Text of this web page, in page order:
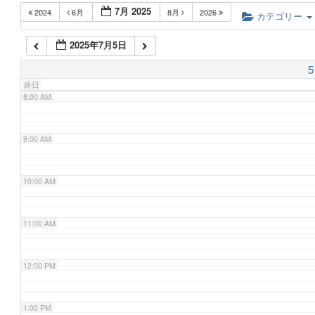
2024 6月 7月 2025 8月 2026 カテゴリー
2025年7月5日
5
終日
6:00 AM
7:00 AM
8:00 AM
9:00 AM
10:00 AM
11:00 AM
12:00 PM
1:00 PM